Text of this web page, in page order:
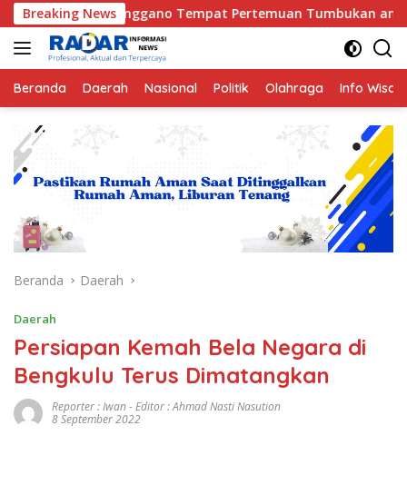
Langsung
ke
konten
Breaking News
Tempat Pertemuan Tumbukan antara Lempeng Indo-
Beranda Daerah Nasional Politik Olahraga Info
Beranda Daerah
Daerah
Persiapan Kemah Bela Negara di
Bengkulu Terus Dimatangkan
Reporter : Iwan - Editor : Ahmad Nasti Nasution
8 September 2022